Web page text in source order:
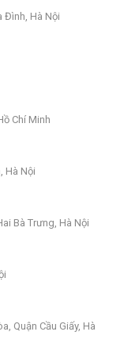
Đình, Hà Nội
Chí Minh
Hà Nội
Bà Trưng, Hà Nội
Quận Cầu Giấy, Hà